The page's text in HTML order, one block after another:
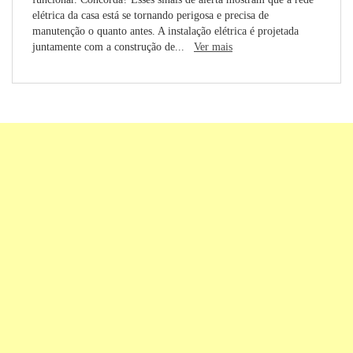
elétrica da casa está se tornando perigosa e precisa de
manutenção o quanto antes. A instalação elétrica é projetada
juntamente com a construção de... Ver mais